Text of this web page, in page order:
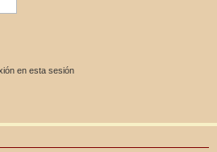
en esta sesión